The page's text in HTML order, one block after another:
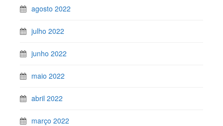
agosto 2022
julho 2022
junho 2022
maio 2022
abril 2022
março 2022